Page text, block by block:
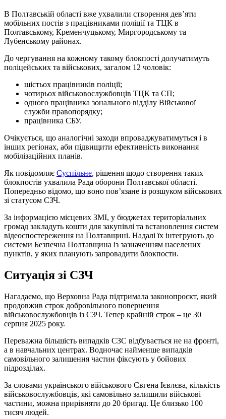
В Полтавській області вже ухвалили створення дев’яти
мобільних постів з працівниками поліції та ТЦК в
Полтавському, Кременчуцькому, Миргородському та
Лубенському районах.
До чергування на кожному такому блокпості долучатимуть
поліцейських та військових, загалом 12 чоловік:
шістьох працівників поліції;
чотирьох військовослужбовців ТЦК та СП;
одного працівника зонального відділу Військової
служби правопорядку;
працівника СБУ.
Очікується, що аналогічні заходи впроваджуватимуться і в
інших регіонах, аби підвищити ефективність виконання
мобілізаційних планів.
Як повідомляє Суспільне, рішення щодо створення таких
блокпостів ухвалила Рада оборони Полтавської області.
Попередньо відомо, що воно пов’язане із розшуком військових
зі статусом СЗЧ.
За інформацією місцевих ЗМІ, у бюджетах територіальних
громад закладуть кошти для закупівлі та встановлення систем
відеоспостереження на Полтавщині. Надалі їх інтегрують до
системи Безпечна Полтавщина із зазначенням населених
пунктів, у яких планують запровадити блокпости.
Ситуація зі СЗЧ
Нагадаємо, що Верховна Рада підтримала законопроєкт, який
продовжив строк добровільного повернення
військовослужбовців із СЗЧ. Тепер крайній строк – це 30
серпня 2025 року.
Переважна більшість випадків СЗС відбувається не на фронті,
а в навчальних центрах. Водночас найменше випадків
самовільного залишення частин фіксують у бойових
підрозділах.
За словами українського військового Євгена Ієвлєва, кількість
військовослужбовців, які самовільно залишили військові
частини, можна прирівняти до 20 бригад. Це близько 100
тисяч людей.